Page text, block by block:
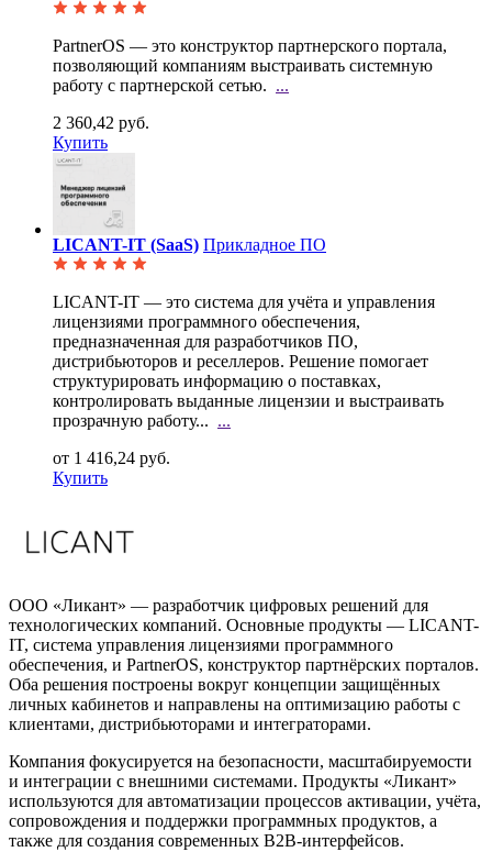
PartnerOS — это конструктор партнерского портала,
позволяющий компаниям выстраивать системную
работу с партнерской сетью. ...
2 360,42 руб.
Купить
LICANT-IT (SaaS) Прикладное ПО
LICANT-IT — это система для учёта и управления
лицензиями программного обеспечения,
предназначенная для разработчиков ПО,
дистрибьюторов и реселлеров. Решение помогает
структурировать информацию о поставках,
контролировать выданные лицензии и выстраивать
прозрачную работу... ...
от 1 416,24 руб.
Купить
ООО «Ликант» — разработчик цифровых решений для
технологических компаний. Основные продукты — LICANT-
IT, система управления лицензиями программного
обеспечения, и PartnerOS, конструктор партнёрских порталов.
Оба решения построены вокруг концепции защищённых
личных кабинетов и направлены на оптимизацию работы с
клиентами, дистрибьюторами и интеграторами.
Компания фокусируется на безопасности, масштабируемости
и интеграции с внешними системами. Продукты «Ликант»
используются для автоматизации процессов активации, учёта,
сопровождения и поддержки программных продуктов, а
также для создания современных B2B-интерфейсов.